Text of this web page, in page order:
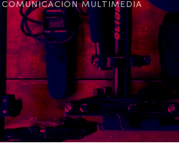
COMUNICACIÓN MULTIMEDIA